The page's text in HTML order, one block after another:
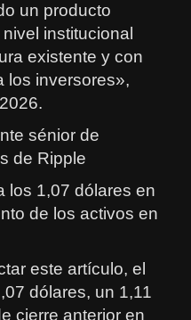
un producto
institucional
existente y con
los inversores»,
sénior de
de Ripple
los 1,07 dólares en
de los activos en
este artículo, el
dólares, un 1,11
cierre anterior en